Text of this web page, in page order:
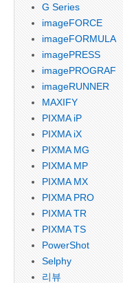
G Series
imageFORCE
imageFORMULA
imagePRESS
imagePROGRAF
imageRUNNER
MAXIFY
PIXMA iP
PIXMA iX
PIXMA MG
PIXMA MP
PIXMA MX
PIXMA PRO
PIXMA TR
PIXMA TS
PowerShot
Selphy
리뷰